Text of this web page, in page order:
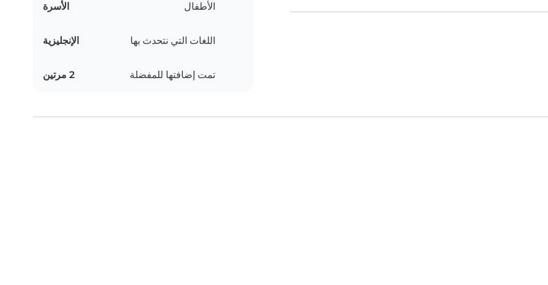
الأطفال
الأسرة
اللغات التي نتحدث بها الإنجليزية
تمت إضافتها للمفضلة 2 مرتين